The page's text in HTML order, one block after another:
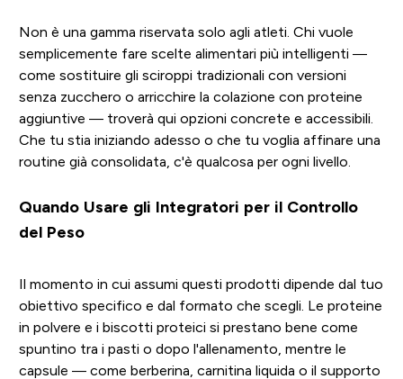
Non è una gamma riservata solo agli atleti. Chi vuole
semplicemente fare scelte alimentari più intelligenti —
come sostituire gli sciroppi tradizionali con versioni
senza zucchero o arricchire la colazione con proteine
aggiuntive — troverà qui opzioni concrete e accessibili.
Che tu stia iniziando adesso o che tu voglia affinare una
routine già consolidata, c'è qualcosa per ogni livello.
Quando Usare gli Integratori per il Controllo
del Peso
Il momento in cui assumi questi prodotti dipende dal tuo
obiettivo specifico e dal formato che scegli. Le proteine
in polvere e i biscotti proteici si prestano bene come
spuntino tra i pasti o dopo l'allenamento, mentre le
capsule — come berberina, carnitina liquida o il supporto